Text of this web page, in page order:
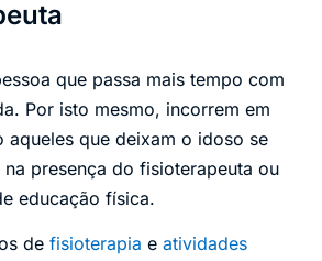
que passa mais tempo com
Por isto mesmo, incorrem em
aqueles que deixam o idoso se
presença do fisioterapeuta ou
educação física.
de fisioterapia e atividades